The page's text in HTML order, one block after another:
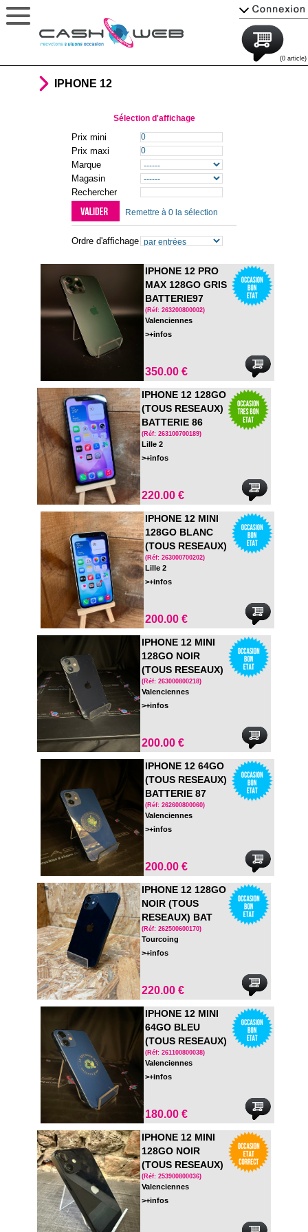
(0 article)
IPHONE 12
Sélection d'affichage
Prix mini
Prix maxi
Marque
Magasin
Rechercher
Remettre à 0 la sélection
Ordre d'affichage
IPHONE 12 PRO
MAX 128GO GRIS
BATTERIE97
(TOUS RESEAUX)
(Réf: 263200800002)
Valenciennes
>+infos
350.00 €
IPHONE 12 128GO
(TOUS RESEAUX)
BATTERIE 86
(Réf: 263100700189)
Lille 2
>+infos
220.00 €
IPHONE 12 MINI
128GO BLANC
(TOUS RESEAUX)
BATTERIE 96
(Réf: 263000700202)
Lille 2
>+infos
200.00 €
IPHONE 12 MINI
128GO NOIR
(TOUS RESEAUX)
BATTERIE NON
OFF 92 EN BOITE
(Réf: 263000800218)
Valenciennes
>+infos
200.00 €
IPHONE 12 64GO
(TOUS RESEAUX)
BATTERIE 87
(Réf: 262600800060)
Valenciennes
>+infos
200.00 €
IPHONE 12 128GO
NOIR (TOUS
RESEAUX) BAT
N/O
(Réf: 262500600170)
Tourcoing
>+infos
220.00 €
IPHONE 12 MINI
64GO BLEU
(TOUS RESEAUX)
BATTERIE 100
(Réf: 261100800038)
Valenciennes
>+infos
180.00 €
IPHONE 12 MINI
128GO NOIR
(TOUS RESEAUX)
BATTERIE 100
(Réf: 253900800036)
Valenciennes
>+infos